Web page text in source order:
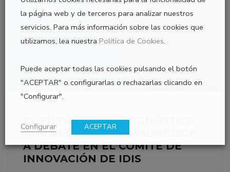
EL FUTURO DEL DIAGNÓSTICO
POR RESONANCIA MAGNÉTICA,
A DEBATE EN EL COMITÉ DE
INNOVACIÓN DE IDIS
la página web y de terceros para analizar nuestros
servicios. Para más información sobre las cookies que
utilizamos, lea nuestra Política de Cookies.
Puede aceptar todas las cookies pulsando el botón
"ACEPTAR" o configurarlas o rechazarlas clicando en
"Configurar".
Configurar ACEPTAR